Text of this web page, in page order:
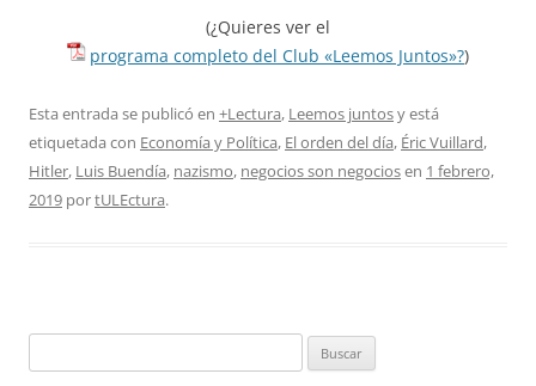
(¿Quieres ver el
programa completo del Club «Leemos Juntos»?)
Esta entrada se publicó en +Lectura, Leemos juntosy está
etiquetada con Economía y Política, El orden del día, Éric Vuillard,
Hitler, Luis Buendía, nazismo, negocios son negociosen 1 febrero,
2019 portULEctura.